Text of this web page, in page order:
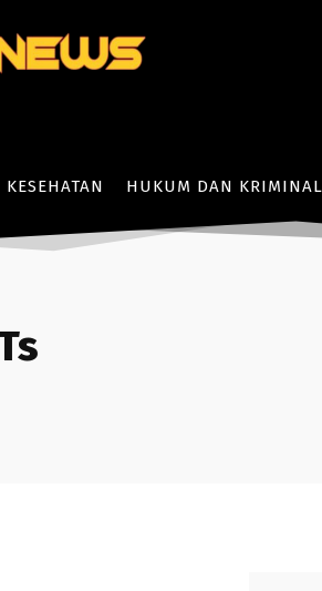
KESEHATAN HUKUM DAN KRIMINAL